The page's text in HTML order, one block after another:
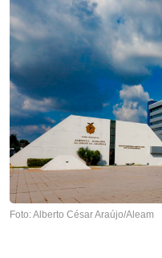
Foto: Alberto César Araújo/Aleam